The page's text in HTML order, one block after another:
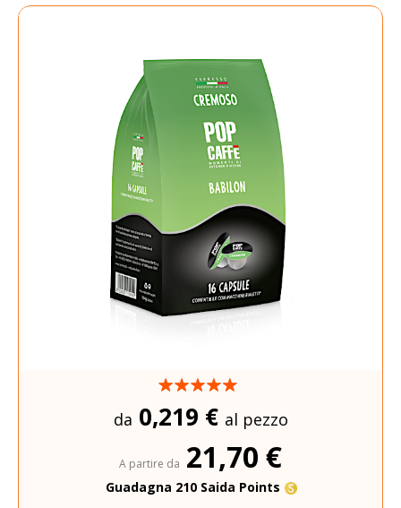
da 0,219 € al pezzo
A partire da 21,70 €
Guadagna 210 Saida Points